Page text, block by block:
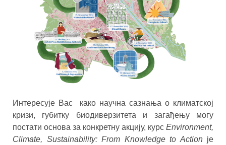
Интересује Вас како научна сазнања о климатској
кризи, губитку биодиверзитета и загађењу могу
постати основа за конкретну акцију, курс Environment,
Climate, Sustainability: From Knowledge to Actionје